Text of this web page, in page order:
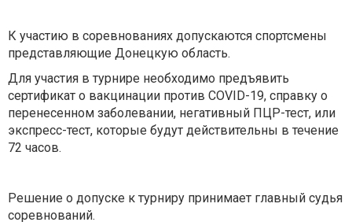
К участию в соревнованиях допускаются спортсмены
представляющие Донецкую область.
Для участия в турнире необходимо предъявить
сертификат о вакцинации против COVID-19, справку о
перенесенном заболевании, негативный ПЦР-тест, или
экспресс-тест, которые будут действительны в течение
72 часов.
Решение о допуске к турниру принимает главный судья
соревнований.